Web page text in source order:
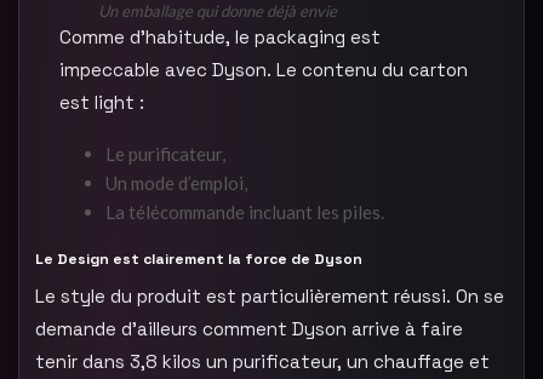
Un emballage qui donne déjà envie
Comme d’habitude, le packaging est
impeccable avec Dyson. Le contenu du carton
est light :
Le purificateur,
Un mode d’emploi,
La télécommande incluant les piles.
Le Design est clairement la force de Dyson
Le style du produit est particulièrement réussi. On se
demande d’ailleurs comment Dyson arrive à faire
tenir dans 3,8 kilos un purificateur, un chauffage et